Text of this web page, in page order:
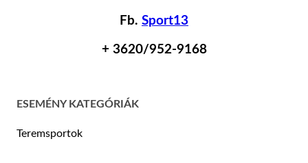
Fb. Sport13
+ 3620/952-9168
ESEMÉNY KATEGÓRIÁK
Teremsportok